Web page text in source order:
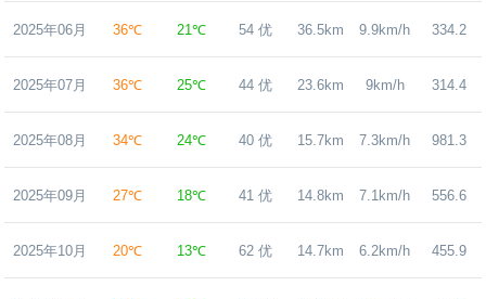
2025年06月 36℃ 21℃ 54 优 36.5km 9.9km/h 334.2
2025年07月 36℃ 25℃ 44 优 23.6km 9km/h 314.4
2025年08月 34℃ 24℃ 40 优 15.7km 7.3km/h 981.3
2025年09月 27℃ 18℃ 41 优 14.8km 7.1km/h 556.6
2025年10月 20℃ 13℃ 62 优 14.7km 6.2km/h 455.9